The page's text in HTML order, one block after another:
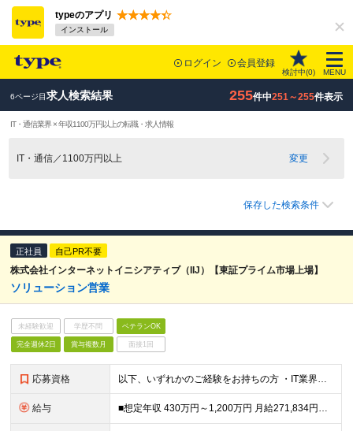
typeのアプリ
インストール
ログイン 会員登録
検討中(0) MENU
6ページ目求人検索結果 255件中251～255件表示
IT・通信業界 × 年収1100万円以上の転職・求人情報
IT・通信／1100万円以上 変更
保存した検索条件
正社員 自己PR不要
株式会社インターネットイニシアティブ（IIJ）【東証プライム市場上場】
ソリューション営業
未経験歓迎 学歴不問 ベテランOK
完全週休2日 賞与複数月 面接1回
応募資格 以下、いずれかのご経験をお持ちの方 ・IT業界での営業経験（SI、システム開発、インフラ構築、セキュリティ、パッケージソリューション等）がある方 ・プリセールスとして提案業務経験をお持ちの方
給与 ■想定年収 430万円～1,200万円 月給271,834円～ 【標準賞与】月給2ヶ月分×年2回（合計年4ヶ月分：6月/12月に支給） 【残業代】年収430万円の場合：基本給￥233,000+固定